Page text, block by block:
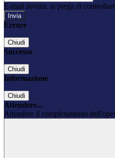
E-mail inviata, si prega di
Errore
Chiudi
Successo
Chiudi
Informazione
Chiudi
Attendere...
Attendere il completamento